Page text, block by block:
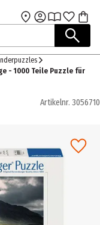
- 1000 Teile Puzzle für
Artikelnr. 3056710